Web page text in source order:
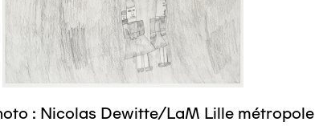
: Nicolas Dewitte/LaM Lille métropole